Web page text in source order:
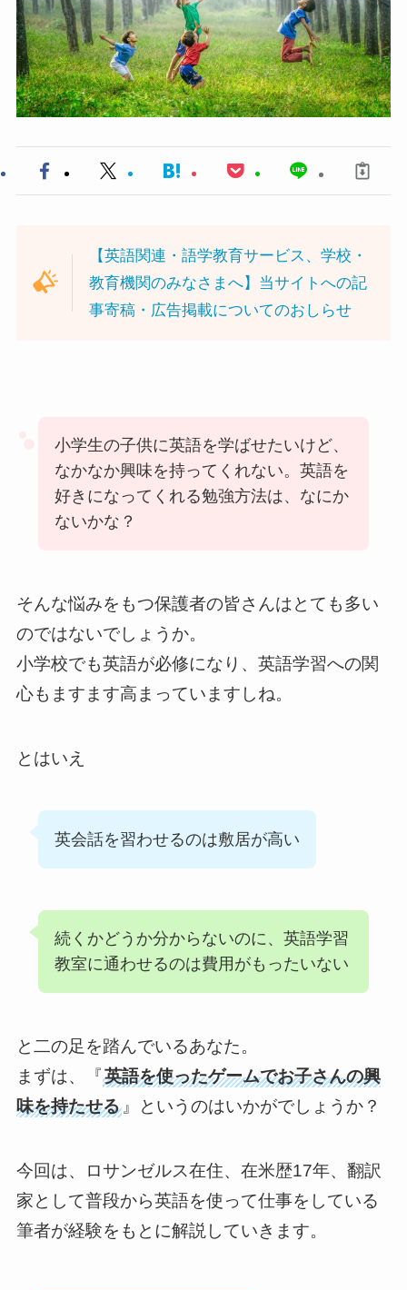
【英語関連・語学教育サービス、学校・
教育機関のみなさまへ】当サイトへの記
事寄稿・広告掲載についてのおしらせ
小学生の子供に英語を学ばせたいけど、
なかなか興味を持ってくれない。英語を
好きになってくれる勉強方法は、なにか
ないかな？
そんな悩みをもつ保護者の皆さんはとても多い
のではないでしょうか。
小学校でも英語が必修になり、英語学習への関
心もますます高まっていますしね。
とはいえ
英会話を習わせるのは敷居が高い
続くかどうか分からないのに、英語学習
教室に通わせるのは費用がもったいない
と二の足を踏んでいるあなた。
まずは、『英語を使ったゲームでお子さんの興
味を持たせる』というのはいかがでしょうか？
今回は、ロサンゼルス在住、在米歴17年、翻訳
家として普段から英語を使って仕事をしている
筆者が経験をもとに解説していきます。